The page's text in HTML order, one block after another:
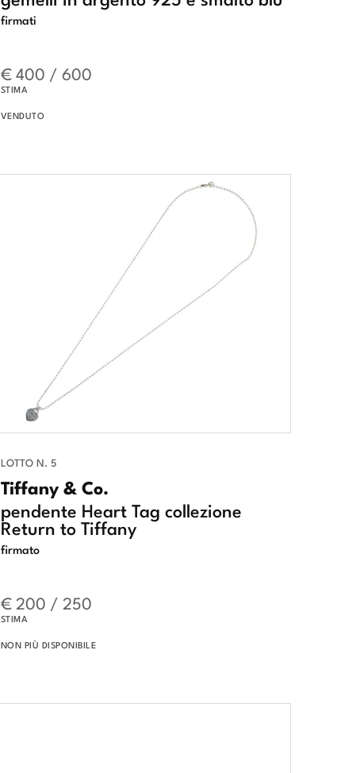
firmati
€ 400 / 600
STIMA
VENDUTO
LOTTO N. 5
Tiffany & Co.
pendente Heart Tag collezione
Return to Tiffany
firmato
€ 200 / 250
STIMA
NON PIÙ DISPONIBILE